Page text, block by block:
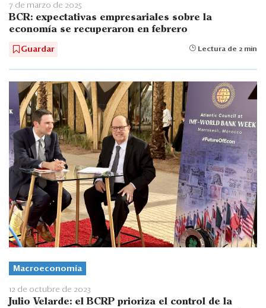
7 de marzo de 2025
BCR: expectativas empresariales sobre la
economía se recuperaron en febrero
Guardar Lectura de 2 min
Macroeconomía
12 de octubre de 2023
Julio Velarde: el BCRP prioriza el control de la